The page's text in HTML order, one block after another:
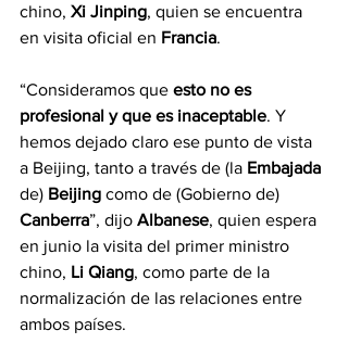
chino, Xi Jinping, quien se encuentra
en visita oficial en Francia.
“Consideramos que esto no es
profesional y que es inaceptable. Y
hemos dejado claro ese punto de vista
a Beijing, tanto a través de (la Embajada
de) Beijing como de (Gobierno de)
Canberra”, dijo Albanese, quien espera
en junio la visita del primer ministro
chino, Li Qiang, como parte de la
normalización de las relaciones entre
ambos países.